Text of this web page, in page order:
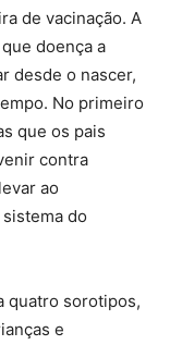
de vacinação. A
doença a
desde o nascer,
No primeiro
que os pais
contra
ao
do
quatro sorotipos,
e